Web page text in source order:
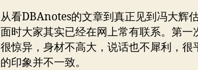
从看DBAnotes的文章到真正见到冯大辉
面时大家其实已经在网上常有联系。第一
很惊异，身材不高大，说话也不犀利，
的印象并不一致。